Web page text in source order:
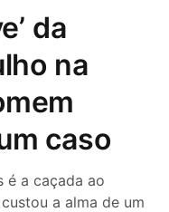
da
na
caso
é a caçada ao
a alma de um